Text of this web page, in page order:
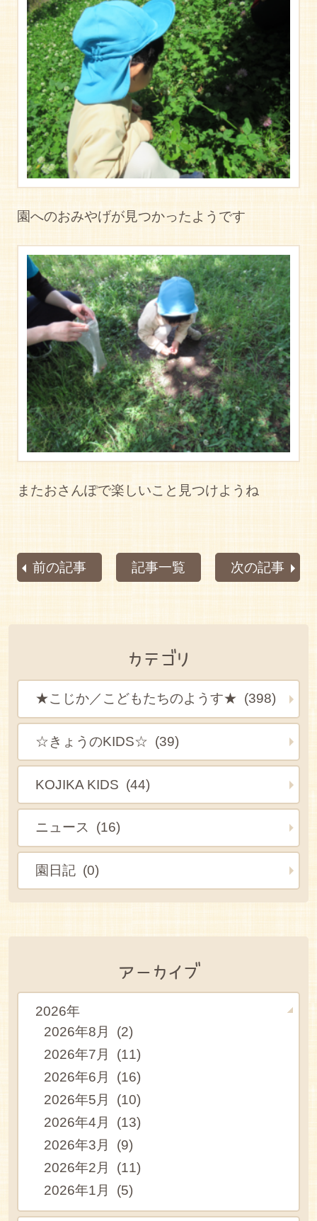
園へのおみやげが見つかったようです
またおさんぽで楽しいこと見つけようね
前の記事 記事一覧 次の記事
カテゴリ
★こじか／こどもたちのようす★ (398)
☆きょうのKIDS☆ (39)
KOJIKA KIDS (44)
ニュース (16)
園日記 (0)
アーカイブ
2026年
2026年8月 (2)
2026年7月 (11)
2026年6月 (16)
2026年5月 (10)
2026年4月 (13)
2026年3月 (9)
2026年2月 (11)
2026年1月 (5)